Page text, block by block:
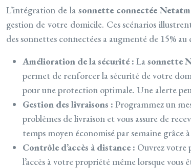
L’intégration de lasonnette connectée
gestion de votre domicile. Ces scénarios
des sonnettes connectées a augmenté de 15% au
Amélioration de la sécurité : La sonnette
permet de renforcer la sécurité de votre
pour une protection optimale. Une alerte
Gestion des livraisons : Programmez un
problèmes de livraison et vous assure de
temps moyen économisé par semaine grâce
Contrôle d’accès à distance : Ouvrez votre
l’accès à votre propriété même lorsque vous